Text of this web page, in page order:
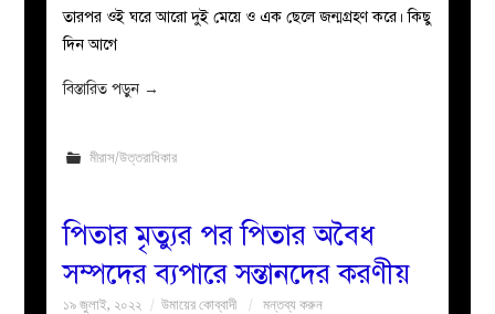
প্রশ্ন
করুন
তারপর ওই ঘরে আরো দুই মেয়ে ও এক ছেলে জন্মগ্রহণ করে। কিছু
দিন আগে
বিস্তারিত পড়ুন →
মীরাস/উত্তরাধিকার
পিতার মৃত্যুর পর পিতার অবৈধ
সম্পদের ব্যপারে সন্তানদের করণীয়
১৯ জুলাই, ২০২২ উমায়ের কোব্বাদী মন্তব্য করুন